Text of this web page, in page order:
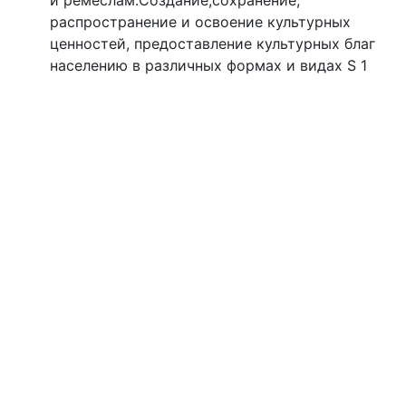
распространение и освоение культурных
ценностей, предоставление культурных благ
населению в различных формах и видах S 1